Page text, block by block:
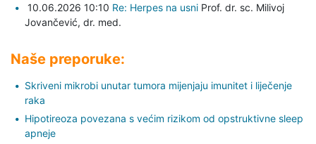
10.06.2026 10:10 Re: Herpes na usni Prof. dr. sc. Milivoj
Jovančević, dr. med.
Naše preporuke:
Skriveni mikrobi unutar tumora mijenjaju imunitet i liječenje
raka
Hipotireoza povezana s većim rizikom od opstruktivne sleep
apneje